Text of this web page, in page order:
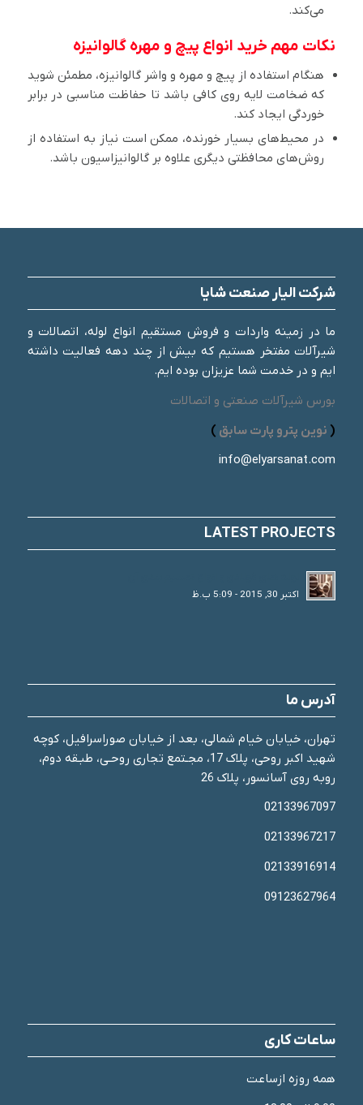
می‌کند.
نکات مهم خرید انواع پیچ و مهره گالوانیزه
هنگام استفاده از پیچ و مهره و واشر گالوانیزه، مطمئن شوید
که ضخامت لایه روی کافی باشد تا حفاظت مناسبی در برابر
خوردگی ایجاد کند.
در محیط‌های بسیار خورنده، ممکن است نیاز به استفاده از
روش‌های محافظتی دیگری علاوه بر گالوانیزاسیون باشد.
شرکت الیار صنعت شایا
ما در زمینه واردات و فروش مستقیم انواع لوله، اتصالات و
شیرآلات مفتخر هستیم که بیش از چند دهه فعالیت داشته
ایم و در خدمت شما عزیزان بوده ایم.
بورس شیرآلات صنعتی و اتصالات
( نوین پترو پارت سابق )
info@elyarsanat.com
LATEST PROJECTS
اکتبر 30, 2015 - 5:09 ب.ظ
آدرس ما
تهران، خیابان خیام شمالی، بعد از خیابان صوراسرافیل، کوچه
شهید اکبر روحی، پلاک 17، مجـتمع تجاری روحـی، طبـقه دوم،
روبه روی آسانسور، پلاک 26
02133967097
02133967217
02133916914
09123627964
ساعات کاری
همه روزه ازساعت